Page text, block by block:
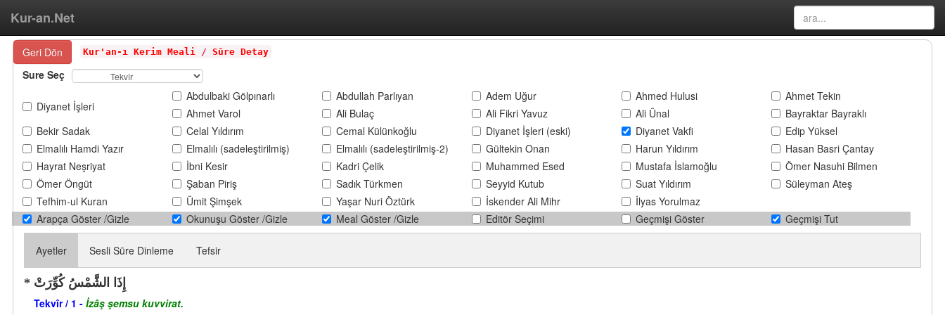
Kur-an.Net
Geri Dön Kur'an-ı Kerim Meali / Sûre Detay
Sure Seç
Diyanet İşleri
Abdulbaki Gölpınarlı Abdullah Parlıyan Adem Uğur Ahmed Hulusi
Ahmet Tekin
Ahmet Varol
Ali Bulaç Ali Fikri Yavuz Ali Ünal
Bayraktar Bayraklı
Bekir Sadak
Celal Yıldırım Cemal Külünkoğlu Diyanet İşleri (eski) Diyanet Vakfi
Edip Yüksel
Elmalılı Hamdi Yazır
Elmalılı (sadeleştirilmiş) Elmalılı (sadeleştirilmiş-2) Gültekin Onan Harun Yıldırım
Hasan Basri Çantay
Hayrat Neşriyat
İbni Kesir Kadri Çelik Muhammed Esed Mustafa İslamoğlu
Ömer Nasuhi Bilmen
Ömer Öngüt
Şaban Piriş Sadık Türkmen Seyyid Kutub Suat Yıldırım
Süleyman Ateş
Tefhim-ul Kuran
Ümit Şimşek Yaşar Nuri Öztürk İskender Ali Mihr
İlyas Yorulmaz
Arapça Göster /Gizle
Okunuşu Göster /Gizle Meal Göster /Gizle Editör Seçimi Geçmişi Göster Geçmişi Tut
Ayetler Sesli Süre Dinleme Tefsir
إِذَا الشَّمْسُ كُوِّرَتْ
Tekvîr / 1 - İzâş şemsu kuvvirat.